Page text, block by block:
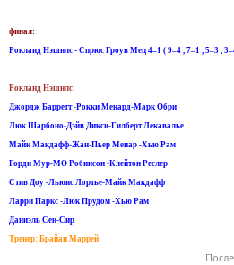
финал:
Рокланд Нэшнлс - Спрюс Гроув Мец 4–1 ( 9–4 , 7–1 , 5–3 ,
Рокланд Нэшнлс:
Джордж Барретт -Рокки Менард-Марк Обри
Люк Шарбоно-Дэйв Дикси-Гилберт Лекавалье
Майк Макдафф-Жан-Пьер Менар -Хью Рам
Горди Мур-МО Робинсон -Клейтон Реслер
Стив Доу -Льюис Лортье-Майк Макдафф
Ларри Паркс -Люк Прудом -Хью Рам
Даниэль Сен-Сир
Тренер: Брайан Маррей